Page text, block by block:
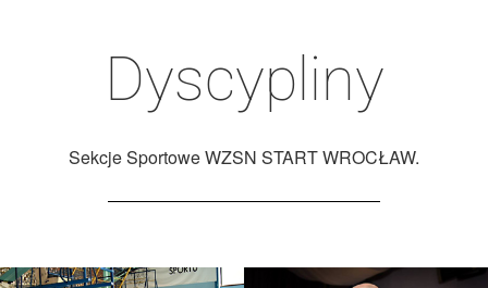
Dyscypliny
Sekcje Sportowe WZSN START WROCŁAW.